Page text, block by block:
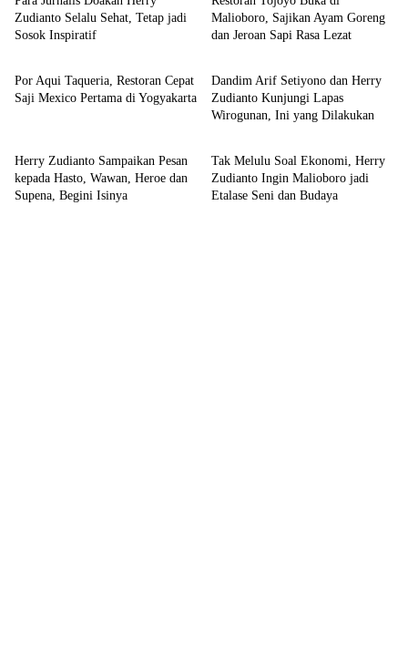
Zudianto Selalu Sehat, Tetap jadi
Sosok Inspiratif
Malioboro, Sajikan Ayam Goreng
dan Jeroan Sapi Rasa Lezat
Wisata
Por Aqui Taqueria, Restoran Cepat
Saji Mexico Pertama di Yogyakarta
Kronika
Dandim Arif Setiyono dan Herry
Zudianto Kunjungi Lapas
Wirogunan, Ini yang Dilakukan
Herry Zudianto Sampaikan Pesan
kepada Hasto, Wawan, Heroe dan
Supena, Begini Isinya
Kronika
Tak Melulu Soal Ekonomi, Herry
Zudianto Ingin Malioboro jadi
Etalase Seni dan Budaya